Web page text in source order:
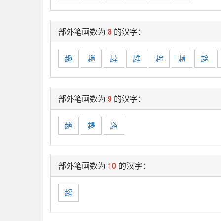
部外笔画数为 8 的汉字：
趣 趟 趠 趡 趤 趞 趝
部外笔画数为 9 的汉字：
趥 趧 趦
部外笔画数为 10 的汉字：
趨